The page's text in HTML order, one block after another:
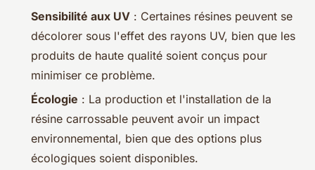
Sensibilité aux UV : Certaines résines peuvent se
décolorer sous l'effet des rayons UV, bien que les
produits de haute qualité soient conçus pour
minimiser ce problème.
Écologie : La production et l'installation de la
résine carrossable peuvent avoir un impact
environnemental, bien que des options plus
écologiques soient disponibles.